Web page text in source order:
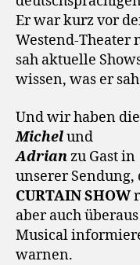
Er war kurz vor
Westend-Theater
sah aktuelle
wissen, was er
Und wir haben die
Michelund
Adrianzu Gast in
unserer
CURTAIN SHOW
aber auch
Musical
warnen.